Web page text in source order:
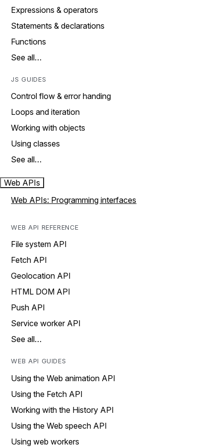
Expressions & operators
Statements & declarations
Functions
See all…
JS GUIDES
Control flow & error handing
Loops and iteration
Working with objects
Using classes
See all…
Web APIs
Web APIs: Programming interfaces
WEB API REFERENCE
File system API
Fetch API
Geolocation API
HTML DOM API
Push API
Service worker API
See all…
WEB API GUIDES
Using the Web animation API
Using the Fetch API
Working with the History API
Using the Web speech API
Using web workers